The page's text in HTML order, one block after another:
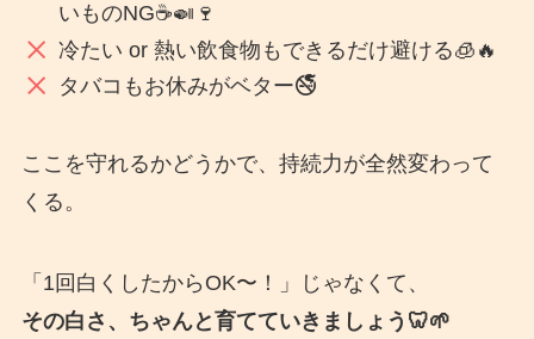
いものNG☕️🍛🍷
冷たい or 熱い飲食物もできるだけ避ける🧊🔥
タバコもお休みがベター🚭
ここを守れるかどうかで、持続力が全然変わって
くる。
「1回白くしたからOK〜！」じゃなくて、
その白さ、ちゃんと育てていきましょう🦷🌱